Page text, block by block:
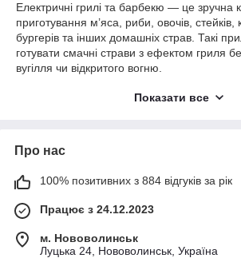
Електричні грилі та барбекю — це зручна
приготування м’яса, риби, овочів, стейків,
бургерів та інших домашніх страв. Такі
готувати смачні страви з ефектом гриля
вугілля чи відкритого вогню.
гриль або барбекю для дому, квартири,
різних продуктів. Залежно від моделі,
для жиру, таймер і зручне керування.
Обирайте електричні грилі та барбекю
замовляйте практичну техніку для
доставкою по Україні.
Показати все
Про нас
100% позитивних з 884 відгуків за рік
Працює з 24.12.2023
м. Нововолинськ
Луцька 24, Нововолинськ, Україна